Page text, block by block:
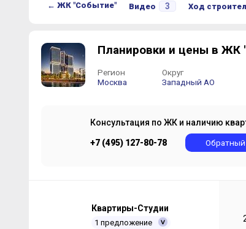
← ЖК "Событие" Видео 3 Ход
Планировки и цены в ЖК
Регион
Москва
Округ
Западный АО
Консультация по ЖК и наличию
+7 (495) 127-80-78
Квартиры-Студии
1 предложение